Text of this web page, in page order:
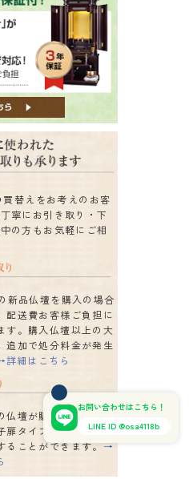
替えをお考えのお客
寧にお引き取り・下
の方もお気軽にご相
新品仏壇を購入の場合
配送費お客様ご負担に
す。購入仏壇以上の大
追加で処分料金が発生
詳細はこちら
仏壇が購入から15年以
扉タイプの仏壇の場
ることができます。→
お問い合わせはこちら！
LINE ID @osa4118b